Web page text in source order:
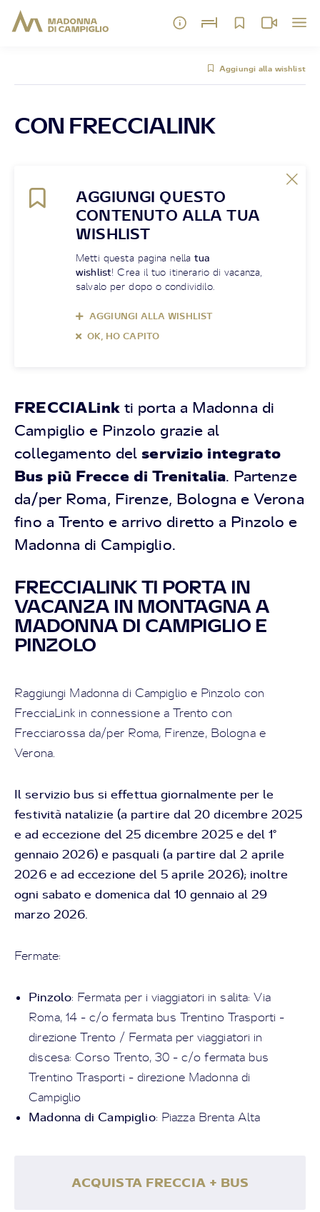
Aggiungi alla wishlist
CON FRECCIALINK
AGGIUNGI QUESTO
CONTENUTO ALLA TUA
WISHLIST
Metti questa pagina nellatua
wishlist! Crea il tuo itinerario di vacanza,
salvalo per dopo o condividilo.
AGGIUNGI ALLA WISHLIST
OK, HO CAPITO
FRECCIALinkti porta a Madonna di
Campiglio e Pinzolo grazie al
collegamento del servizio integrato
Bus più Frecce di Trenitalia. Partenze
da/per Roma, Firenze, Bologna e Verona
fino a Trento e arrivo diretto a Pinzolo e
Madonna di Campiglio.
FRECCIALINK TI PORTA IN
VACANZA IN MONTAGNA A
MADONNA DI CAMPIGLIO E
PINZOLO
Raggiungi Madonna di Campiglio e Pinzolo con
FrecciaLink in connessione a Trento con
Frecciarossa da/per Roma, Firenze, Bologna e
Verona.
Il servizio bus si effettua giornalmente per le
festività natalizie (a partire dal 20 dicembre 2025
e ad eccezione del 25 dicembre 2025 e del 1°
gennaio 2026) e pasquali (a partire dal 2 aprile
2026 e ad eccezione del 5 aprile 2026); inoltre
ogni sabato e domenica dal 10 gennaio al 29
marzo 2026.
Fermate:
Pinzolo: Fermata per i viaggiatori in salita: Via
Roma, 14 - c/o fermata bus Trentino Trasporti -
direzione Trento / Fermata per viaggiatori in
discesa: Corso Trento, 30 - c/o fermata bus
Trentino Trasporti - direzione Madonna di
Campiglio
Madonna di Campiglio: Piazza Brenta Alta
ACQUISTA FRECCIA + BUS